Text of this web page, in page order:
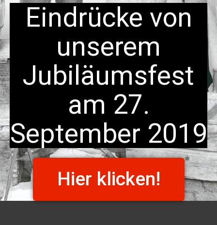
Eindrücke von
unserem
Jubiläumsfest
am 27.
September 2019
Hier klicken!